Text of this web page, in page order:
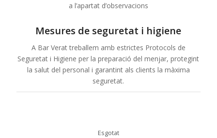
a l’apartat d’observacions
Mesures de seguretat i higiene
A Bar Verat treballem amb estrictes Protocols de
Seguretat i Higiene per la preparació del menjar, protegint
la salut del personal i garantint als clients la màxima
seguretat.
Esgotat